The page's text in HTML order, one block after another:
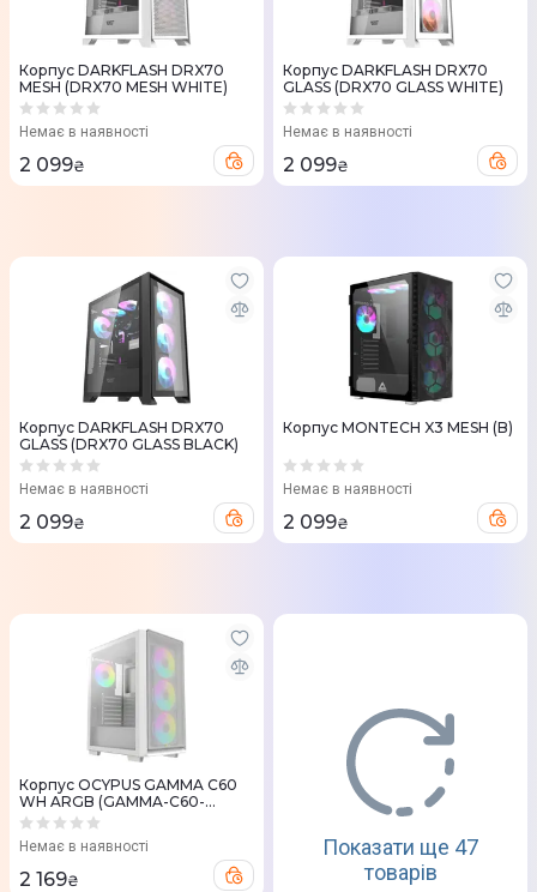
Корпус DARKFLASH DRX70
MESH (DRX70 MESH WHITE)
Немає в наявності
2 099₴
Корпус DARKFLASH DRX70
GLASS (DRX70 GLASS WHITE)
Немає в наявності
2 099₴
Корпус DARKFLASH DRX70
GLASS (DRX70 GLASS BLACK)
Немає в наявності
2 099₴
Корпус MONTECH X3 MESH (B)
Немає в наявності
2 099₴
Корпус OCYPUS GAMMA C60
WH ARGB (GAMMA-C60-
WHG400XX-GL)
Немає в наявності
2 169₴
Показати ще 47
товарів